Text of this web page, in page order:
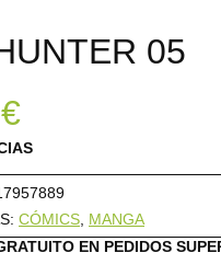
05
€
CÓMICS, MANGA
EN PEDIDOS